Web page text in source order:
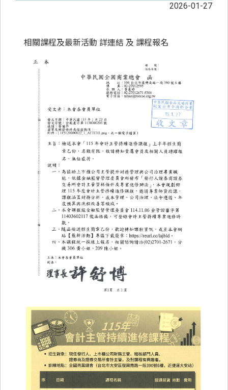
2026-01-27
相關課程及最新活動 詳連結 及 課程報名